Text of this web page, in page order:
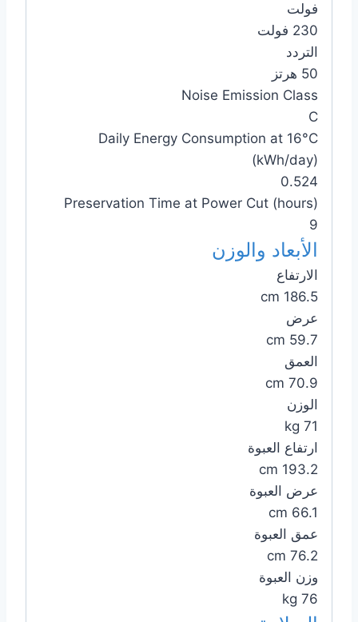
فولت
230 فولت
التردد
50 هرتز
Noise Emission Class
C
Daily Energy Consumption at 16°C
(kWh/day)
0.524
Preservation Time at Power Cut (hours)
9
الأبعاد والوزن
الارتفاع
186.5 cm
عرض
59.7 cm
العمق
70.9 cm
الوزن
71 kg
ارتفاع العبوة
193.2 cm
عرض العبوة
66.1 cm
عمق العبوة
76.2 cm
وزن العبوة
76 kg